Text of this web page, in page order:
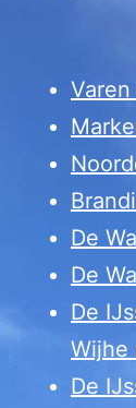
De
De
De
Wijhe
De